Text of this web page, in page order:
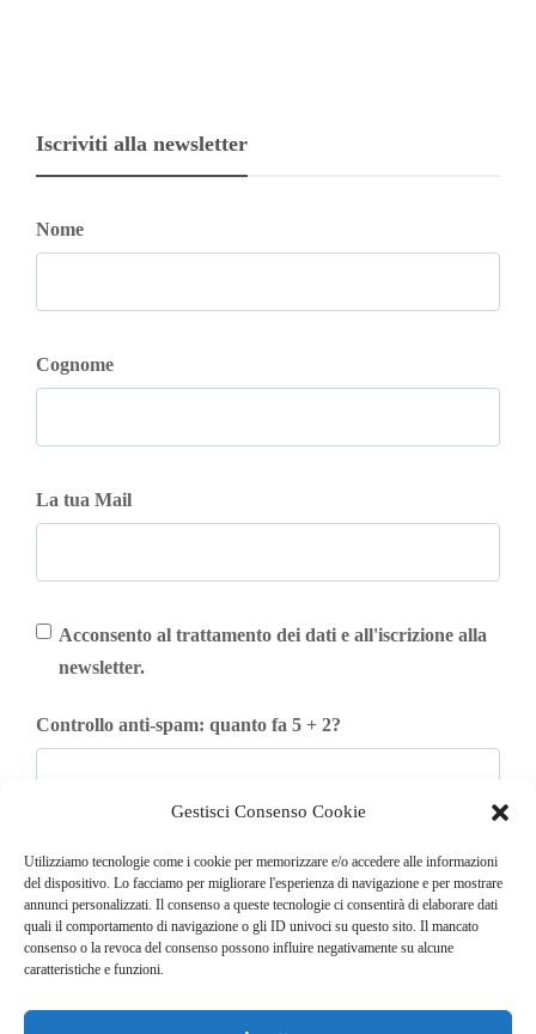
Gestisci Consenso Cookie
Utilizziamo tecnologie come i cookie per memorizzare e/o accedere alle informazioni
del dispositivo. Lo facciamo per migliorare l'esperienza di navigazione e per mostrare
annunci personalizzati. Il consenso a queste tecnologie ci consentirà di elaborare dati
quali il comportamento di navigazione o gli ID univoci su questo sito. Il mancato
consenso o la revoca del consenso possono influire negativamente su alcune
caratteristiche e funzioni.
Iscriviti alla newsletter
Nome
Cognome
La tua Mail
Acconsento al trattamento dei dati e all'iscrizione alla
newsletter.
Controllo anti-spam: quanto fa 5 + 2?
Iscriviti